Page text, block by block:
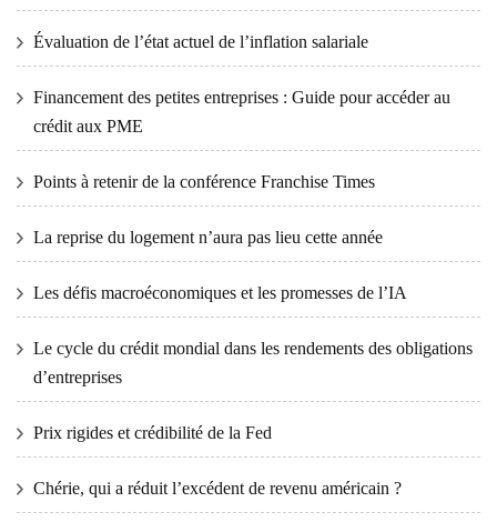
Évaluation de l’état actuel de l’inflation salariale
Financement des petites entreprises : Guide pour accéder au
crédit aux PME
Points à retenir de la conférence Franchise Times
La reprise du logement n’aura pas lieu cette année
Les défis macroéconomiques et les promesses de l’IA
Le cycle du crédit mondial dans les rendements des obligations
d’entreprises
Prix ​​​​rigides et crédibilité de la Fed
Chérie, qui a réduit l’excédent de revenu américain ?